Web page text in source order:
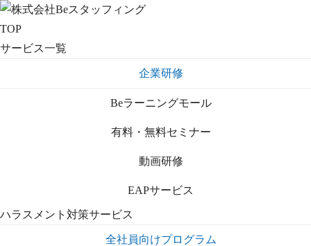
TOP
サービス一覧
企業研修
Beラーニングモール
有料・無料セミナー
動画研修
EAPサービス
ハラスメント対策サービス
全社員向けプログラム